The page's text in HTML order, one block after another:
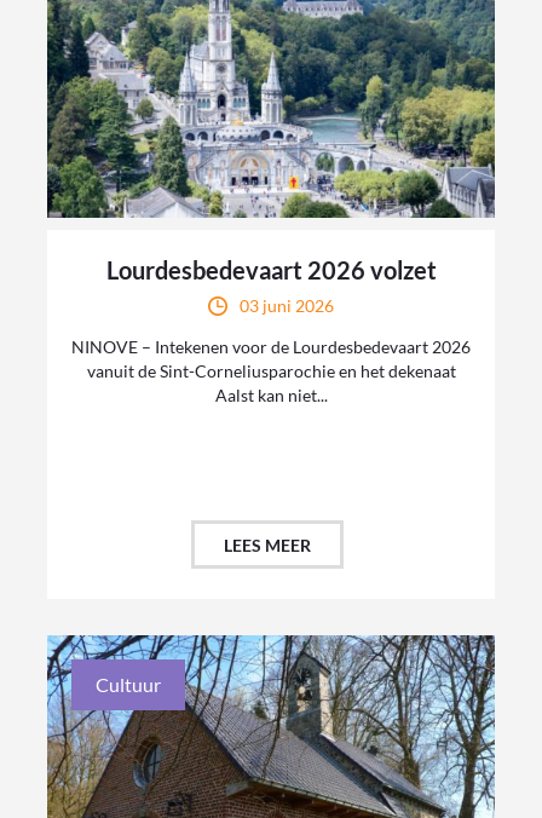
Lourdesbedevaart 2026 volzet
03 juni 2026
NINOVE – Intekenen voor de Lourdesbedevaart 2026
vanuit de Sint-Corneliusparochie en het dekenaat
Aalst kan niet...
LEES MEER
Cultuur